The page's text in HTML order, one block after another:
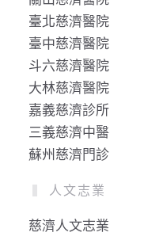
臺北慈濟醫院
臺中慈濟醫院
斗六慈濟醫院
大林慈濟醫院
嘉義慈濟診所
三義慈濟中醫
蘇州慈濟門診
人文志業
慈濟人文志業